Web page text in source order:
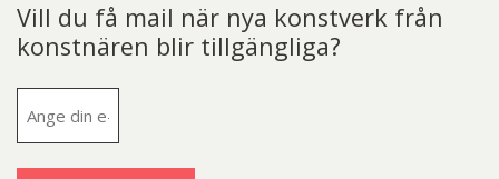
Vill du få mail när nya konstverk från
konstnären blir tillgängliga?